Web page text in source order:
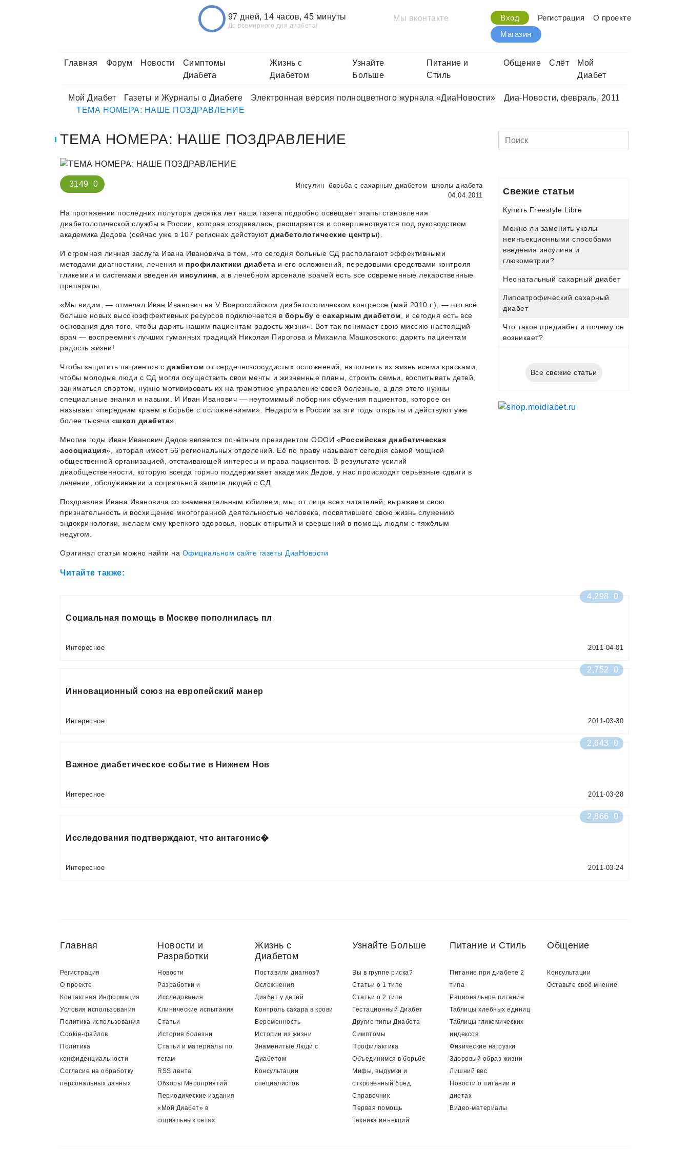
97 дней, 14 часов, 45 минуты
До всемирного дня диабета!
Мы вконтакте Вход Регистрация
О проекте
Магазин
Главная Форум Новости
Симптомы
Диабета
Жизнь с
Диабетом
Узнайте
Больше
Питание и
Стиль
Общение Слёт
Мой
Диабет
Мой Диабет Газеты и Журналы о Диабете Электронная версия полноцветного журнала «ДиаНовости»
Диа-Новости, февраль, 2011
ТЕМА НОМЕРА: НАШЕ ПОЗДРАВЛЕНИЕ
ТЕМА НОМЕРА: НАШЕ ПОЗДРАВЛЕНИЕ
3149 0 Инсулин борьба с сахарным диабетом
школы диабета
04.04.2011
На протяжении последних полутора десятка лет наша газета подробно освещает этапы становления
диабетологической службы в России, которая создавалась, расширяется и совершенствуется под руководством
академика Дедова (сейчас уже в 107 регионах действуют диабетологические центры).
И огромная личная заслуга Ивана Ивановича в том, что сегодня больные СД располагают эффективными
методами диагностики, лечения и профилактики диабета и его осложнений, передовыми средствами контроля
гликемии и системами введения инсулина , а в лечебном арсенале врачей есть все современные лекарственные
препараты.
«Мы видим, — отмечал Иван Иванович на V Всероссийском диабетологическом конгрессе (май 2010 г.), — что всё
больше новых высокоэффективных ресурсов подключается в борьбу с сахарным диабетом , и сегодня есть все
основания для того, чтобы дарить нашим пациентам радость жизни». Вот так понимает свою миссию настоящий
врач — воспреемник лучших гуманных традиций Николая Пирогова и Михаила Машковского: дарить пациентам
радость жизни!
Чтобы защитить пациентов с диабетом от сердечно-сосудистых осложнений, наполнить их жизнь всеми красками,
чтобы молодые люди с СД могли осуществить свои мечты и жизненные планы, строить семьи, воспитывать детей,
заниматься спортом, нужно мотивировать их на грамотное управление своей болезнью, а для этого нужны
специальные знания и навыки. И Иван Иванович — неутомимый поборник обучения пациентов, которое он
называет «передним краем в борьбе с осложнениями». Недаром в России за эти годы открыты и действуют уже
более тысячи «школ диабета».
Многие годы Иван Иванович Дедов является почётным президентом ОООИ «Российская диабетическая
ассоциация», которая имеет 56 региональных отделений. Её по праву называют сегодня самой мощной
общественной организацией, отстаивающей интересы и права пациентов. В результате усилий
диаобщественности, которую всегда горячо поддерживает академик Дедов, у нас происходят серьёзные сдвиги в
лечении, обслуживании и социальной защите людей с СД.
Поздравляя Ивана Ивановича со знаменательным юбилеем, мы, от лица всех читателей, выражаем свою
признательность и восхищение многогранной деятельностью человека, посвятившего свою жизнь служению
эндокринологии, желаем ему крепкого здоровья, новых открытий и свершений в помощь людям с тяжёлым
недугом.
Оригинал статьи можно найти на Официальном сайте газеты ДиаНовости
Свежие статьи
Купить Freestyle Libre
Можно ли заменить уколы
неинъекционными способами
введения инсулина и
глюкометрии?
Неонатальный сахарный диабет
Липоатрофический сахарный
диабет
Что такое предиабет и почему он
возникает?
Все свежие статьи
Читайте также:
4,298 0
Социальная помощь в Москве пополнилась пл
Интересное 2011-04-01
2,752 0
Инновационный союз на европейский манер
Интересное 2011-03-30
2,643 0
Важное диабетическое событие в Нижнем Нов
Интересное 2011-03-28
2,866 0
Исследования подтверждают, что антагонис�
Интересное 2011-03-24
Главная
Регистрация
О проекте
Контактная Информация
Условия использования
Политика использования
Cookie-файлов
Политика
конфиденциальности
Согласие на обработку
персональных данных
Новости и
Разработки
Новости
Разработки и
Исследования
Клинические испытания
Статьи
История болезни
Статьи и материалы по
тегам
RSS лента
Обзоры Мероприятий
Периодические издания
«Мой Диабет» в
социальных сетях
Жизнь с
Диабетом
Поставили диагноз?
Осложнения
Диабет у детей
Контроль сахара в крови
Беременность
Истории из жизни
Знаменитые Люди с
Диабетом
Консультации
специалистов
Узнайте Больше
Вы в группе риска?
Статьи о 1 типе
Статьи о 2 типе
Гестационный Диабет
Другие типы Диабета
Симптомы
Профилактика
Объединимся в борьбе
Мифы, выдумки и
откровенный бред
Справочник
Первая помощь
Техника инъекций
Питание и Стиль
Питание при диабете 2
типа
Рациональное питание
Таблицы хлебных единиц
Таблицы гликемических
индексов
Физические нагрузки
Здоровый образ жизни
Лишний вес
Новости о питании и
диетах
Видео-материалы
Общение
Консультации
Оставьте своё мнение